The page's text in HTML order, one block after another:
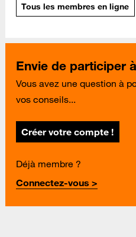
Tous les membres en ligne
Envie de participer
Vous avez une question à
vos conseils...
Créer votre compte !
Déjà membre ?
Connectez-vous >